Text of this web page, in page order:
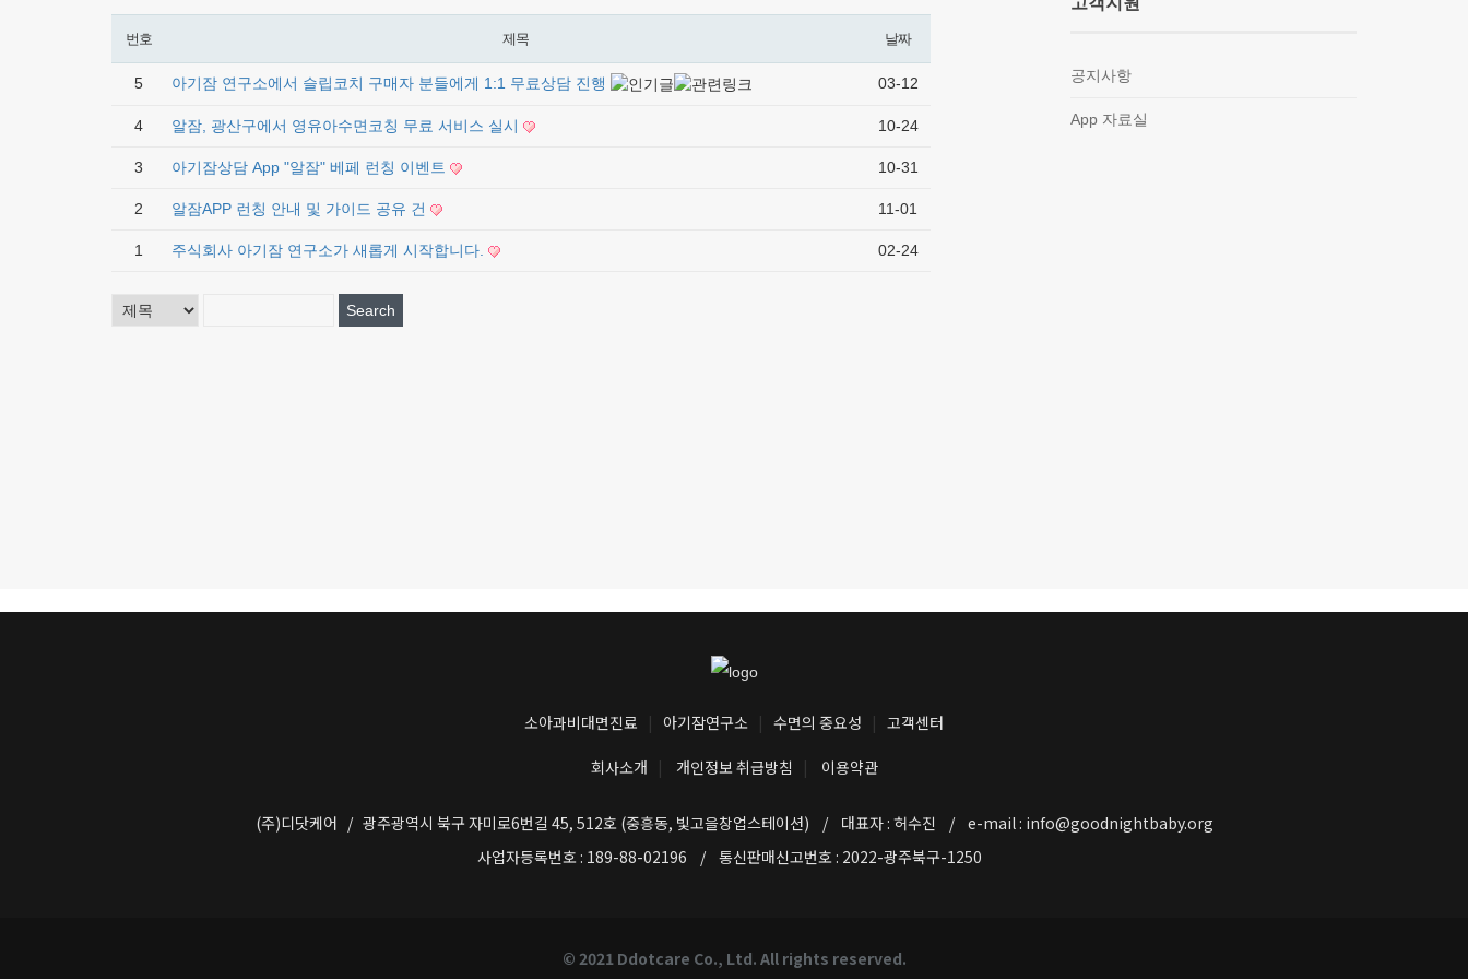
번호 제목 날짜
5 아기잠 연구소에서 슬립코치 구매자 분들에게 1:1 무료상담 진행 03-12
4 알잠, 광산구에서 영유아수면코칭 무료 서비스 실시 10-24
3 아기잠상담 App "알잠" 베페 런칭 이벤트 10-31
2 알잠APP 런칭 안내 및 가이드 공유 건 11-01
1 주식회사 아기잠 연구소가 새롭게 시작합니다. 02-24
공지사항
App 자료실
소아과비대면진료 | 아기잠연구소 | 수면의 중요성 | 고객센터
회사소개 | 개인정보 취급방침 | 이용약관
(주)디닷케어 / 광주광역시 북구 자미로6번길 45, 512호 (중흥동, 빛고을창업스테이션) / 대표자 : 허수진 / e-mail : info@goodnightbaby.org
사업자등록번호 : 189-88-02196 / 통신판매신고번호 : 2022-광주북구-1250
© 2021 Ddotcare Co., Ltd. All rights reserved.